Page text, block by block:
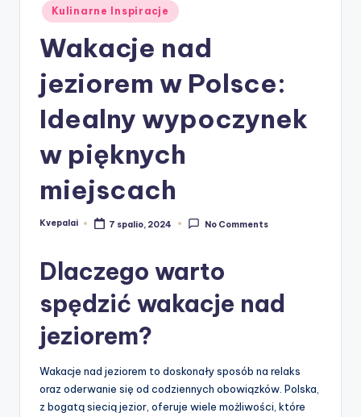
Posted
in
Kulinarne Inspiracje
Wakacje nad
jeziorem w Polsce:
Idealny wypoczynek
w pięknych
miejscach
Posted
Kvepalai 7 spalio, 2024 No Comments
Dlaczego warto
spędzić wakacje nad
jeziorem?
Wakacje nad jeziorem to doskonały sposób na relaks
oraz oderwanie się od codziennych obowiązków. Polska,
z bogatą siecią jezior, oferuje wiele możliwości, które